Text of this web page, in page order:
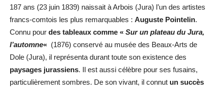
187 ans (23 juin 1839) naissait à Arbois (Jura) l’un des artistes
francs-comtois les plus remarquables : Auguste Pointelin.
Connu pour des tableaux comme « Sur un plateau du Jura,
l’automne« (1876) conservé au musée des Beaux-Arts de
Dole (Jura), il représenta durant toute son existence des
paysages jurassiens. Il est aussi célèbre pour ses fusains,
particulièrement sombres. De son vivant, il connut un succès